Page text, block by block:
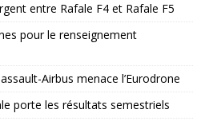
entre Rafale F4 et Rafale F5
pour le renseignement
Airbus menace l’Eurodrone
porte les résultats semestriels